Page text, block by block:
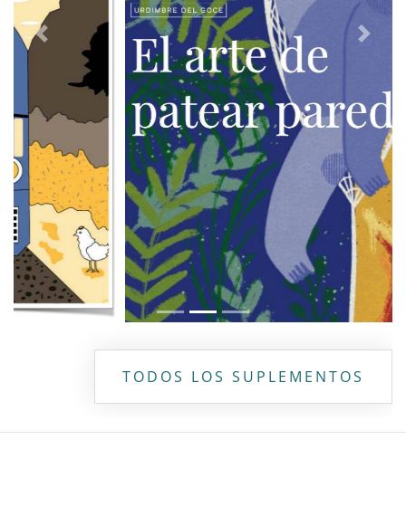
Previous Next
TODOS LOS SUPLEMENTOS